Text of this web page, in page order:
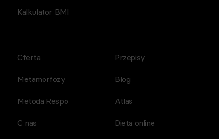
Kalkulator BMI
Oferta
Metamorfozy
Metoda Respo
O nas
Przepisy
Blog
Atlas
Dieta online